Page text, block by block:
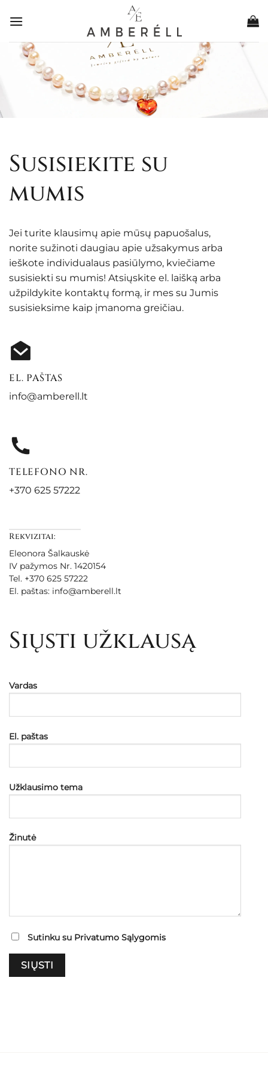
Susisiekite su
mumis
Jei turite klausimų apie mūsų papuošalus,
norite sužinoti daugiau apie užsakymus arba
ieškote individualaus pasiūlymo, kviečiame
susisiekti su mumis! Atsiųskite el. laišką arba
užpildykite kontaktų formą, ir mes su Jumis
susisieksime kaip įmanoma greičiau.
EL. PAŠTAS
info@amberell.lt
TELEFONO NR.
+370 625 57222
Rekvizitai:
Eleonora Šalkauskė
IV pažymos Nr. 1420154
Tel. +370 625 57222
El. paštas: info@amberell.lt
Siųsti užklausą
Vardas
El. paštas
Užklausimo tema
Žinutė
Sutinku su Privatumo Sąlygomis
Palikite šį lauką tuščią.